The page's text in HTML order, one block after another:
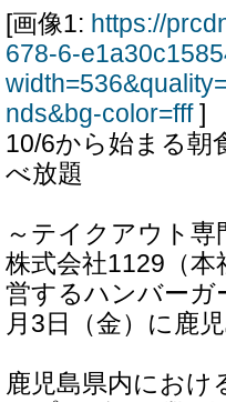
[画像1: https://
678-6-
nds&bg-color=fff]
10/6から始まる朝
べ放題
～テイクアウト
株式会社1129（本
営するハンバーガ
月3日（金）に鹿
鹿児島県内におけ